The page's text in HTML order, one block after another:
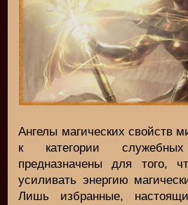
Ангелы магических свойств
к категории
предназначены для того,
усиливать энергию
Лишь избранные,